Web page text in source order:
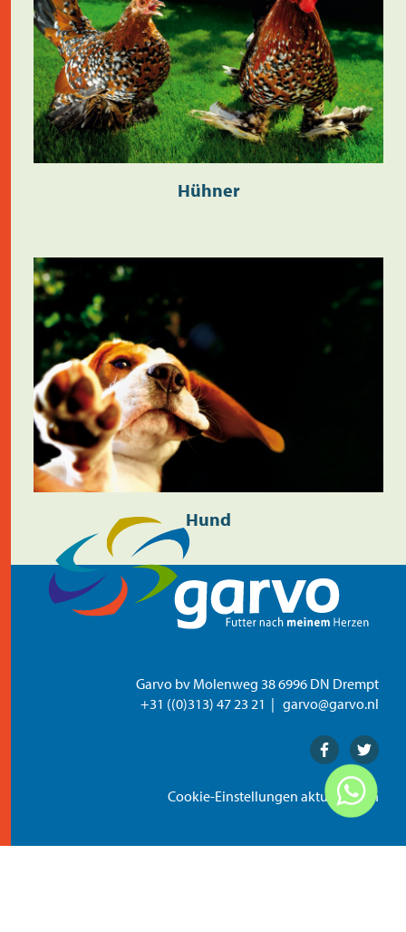
Hühner
Hund
Garvo bv Molenweg 38 6996 DN Drempt
+31 ((0)313) 47 23 21
garvo@garvo.nl
FacebookTwitter
Cookie-Einstellungen aktualisieren